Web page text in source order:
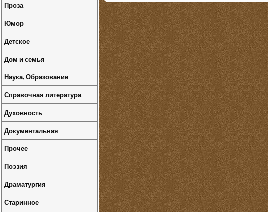
Проза
Юмор
Детское
Дом и семья
Наука, Образование
Справочная литература
Духовность
Документальная
Прочее
Поэзия
Драматургия
Старинное